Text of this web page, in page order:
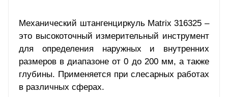
Механический штангенциркуль Matrix 316325 –
это высокоточный измерительный инструмент
для определения наружных и внутренних
размеров в диапазоне от 0 до 200 мм, а также
глубины. Применяется при слесарных работах
в различных сферах.